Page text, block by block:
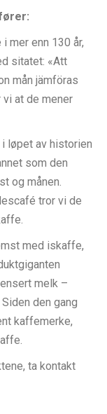
mer enn 130 år,
sitatet: «Att
mån jämföras
vi at de mener
løpet av historien
som den
og månen.
tror vi de
med iskaffe,
melk –
den gang
kaffemerke,
ta kontakt